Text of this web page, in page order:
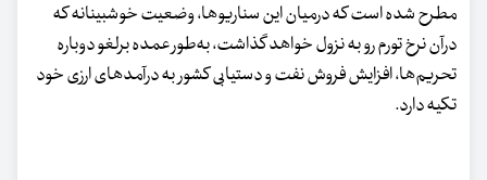
مطرح شده است که درمیان این سناریوها، وضعیت خوشبینانه که
درآن نرخ تورم رو به نزول خواهد گذاشت، به‌طور عمده برلغو دوباره
تحریم‌ها، افزایش فروش نفت و دستیابی کشور به درآمدهای ارزی خود
تکیه دارد.